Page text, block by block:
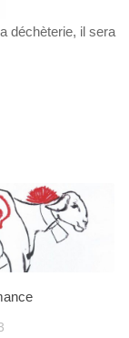
déchèterie, il sera